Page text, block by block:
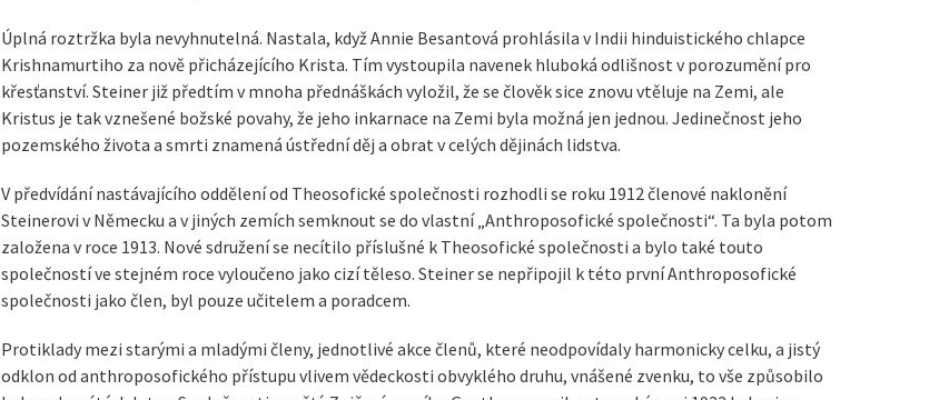
Úplná roztržka byla nevyhnutelná. Nastala, když Annie Besantová prohlásila v Indii hinduistického chlapce
Krishnamurtiho za nově přicházejícího Krista. Tím vystoupila navenek hluboká odlišnost v porozumění pro
křesťanství. Steiner již předtím v mnoha přednáškách vyložil, že se člověk sice znovu vtěluje na Zemi, ale
Kristus je tak vznešené božské povahy, že jeho inkarnace na Zemi byla možná jen jednou. Jedinečnost jeho
pozemského života a smrti znamená ústřední děj a obrat v celých dějinách lidstva.
V předvídání nastávajícího oddělení od Theosofické společnosti rozhodli se roku 1912 členové naklonění
Steinerovi v Německu a v jiných zemích semknout se do vlastní „Anthroposofické společnosti“. Ta byla potom
založena v roce 1913. Nové sdružení se necítilo příslušné k Theosofické společnosti a bylo také touto
společností ve stejném roce vyloučeno jako cizí těleso. Steiner se nepřipojil k této první Anthroposofické
společnosti jako člen, byl pouze učitelem a poradcem.
Protiklady mezi starými a mladými členy, jednotlivé akce členů, které neodpovídaly harmonicky celku, a jistý
odklon od anthroposofického přístupu vlivem vědeckosti obvyklého druhu, vnášené zvenku, to vše způsobilo